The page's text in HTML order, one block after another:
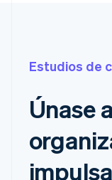
Estudios de
Únase